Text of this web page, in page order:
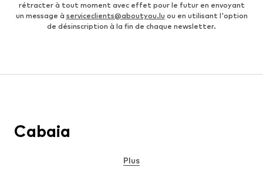
rétracter à tout moment avec effet pour le futur en envoyant
un message à serviceclients@aboutyou.lu ou en utilisant l'option
de désinscription à la fin de chaque newsletter.
Cabaia
Plus